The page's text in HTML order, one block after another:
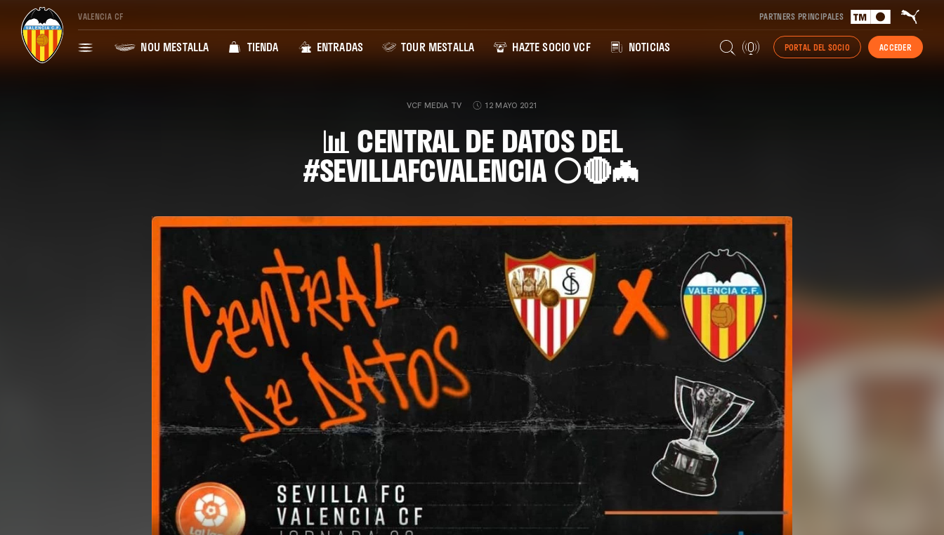
VALENCIA CF PARTNERS PRINCIPALES
NOU MESTALLA TIENDA ENTRADAS TOUR MESTALLA HAZTE SOCIO VCF NOTICIAS PORTAL DEL SOCIO ACCEDER
VCF MEDIA TV 12 MAYO 2021
📊 CENTRAL DE DATOS DEL
#SEVILLAFCVALENCIA ⚪🔴🦇